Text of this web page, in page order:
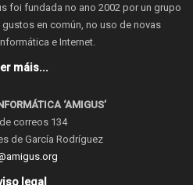
foi fundada no ano 2002 por un grupo
en común, no uso de novas
e Internet.
máis...
‘AMIGUS’
correos 134
de García Rodríguez
legal